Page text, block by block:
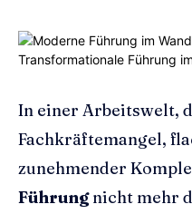
In einer Arbeitswelt,
Fachkräftemangel,
zunehmender
Führungnicht mehr